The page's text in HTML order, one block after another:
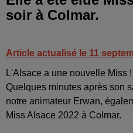
soir à Colmar.
Article actualisé le 11
L'Alsace a une nouvelle Miss
Quelques minutes après son
notre animateur Erwan,
Miss Alsace 2022 à Colmar.